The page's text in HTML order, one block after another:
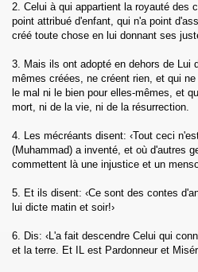
2. Celui à qui appartient la royauté des
point attribué d'enfant, qui n'a point
créé toute chose en lui donnant ses
3. Mais ils ont adopté en dehors de Lui
mêmes créées, ne créent rien, et qui
le mal ni le bien pour elles-mêmes, et
mort, ni de la vie, ni de la résurrection.
4. Les mécréants disent: ‹Tout ceci
(Muhammad) a inventé, et où d'autres
commettent là une injustice et un
5. Et ils disent: ‹Ce sont des contes
lui dicte matin et soir!›
6. Dis: ‹L'a fait descendre Celui qui
et la terre. Et IL est Pardonneur et